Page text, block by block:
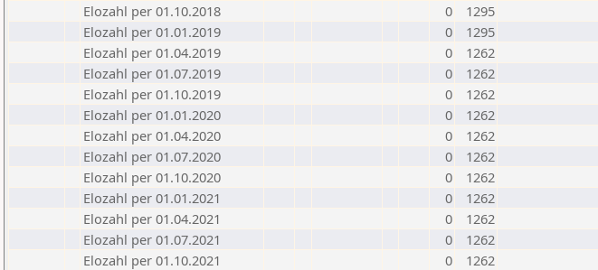
Elozahl per 01.10.2018
0
1295
Elozahl per 01.01.2019
0
1295
Elozahl per 01.04.2019
0
1262
Elozahl per 01.07.2019
0
1262
Elozahl per 01.10.2019
0
1262
Elozahl per 01.01.2020
0
1262
Elozahl per 01.04.2020
0
1262
Elozahl per 01.07.2020
0
1262
Elozahl per 01.10.2020
0
1262
Elozahl per 01.01.2021
0
1262
Elozahl per 01.04.2021
0
1262
Elozahl per 01.07.2021
0
1262
Elozahl per 01.10.2021
0
1262